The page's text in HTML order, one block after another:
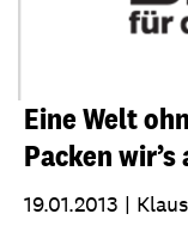
Eine Welt
Packen wir’s
19.01.2013 |